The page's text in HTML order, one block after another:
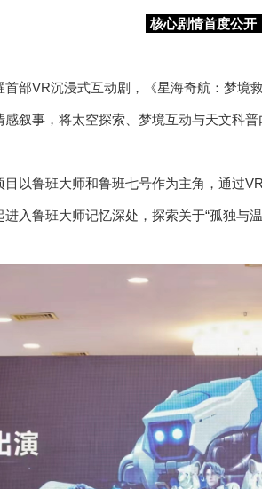
核心剧情首度公开
首部VR沉浸式互动剧，《星海奇航：梦境
叙事，将太空探索、梦境互动与天文科普
目以鲁班大师和鲁班七号作为主角，通过
入鲁班大师记忆深处，探索关于“孤独与